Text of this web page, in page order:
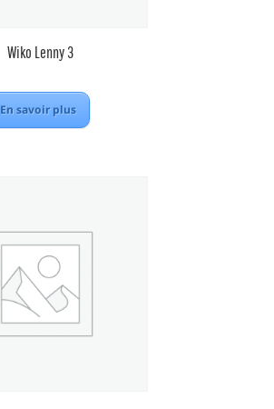
Wiko Lenny 3
En savoir plus